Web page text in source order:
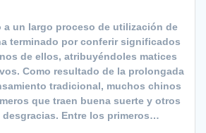
a un largo proceso de utilización de
terminado por conferir significados
de ellos, atribuyéndoles matices
Como resultado de la prolongada
tradicional, muchos chinos
que traen buena suerte y otros
desgracias. Entre los primeros…